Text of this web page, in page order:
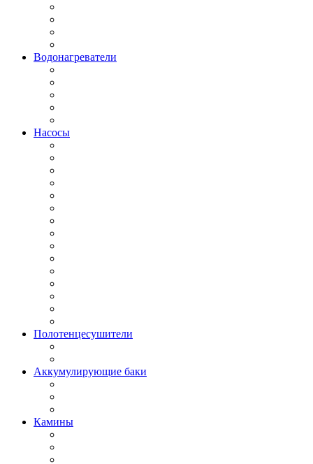
Водонагреватели
Насосы
Полотенцесушители
Аккумулирующие баки
Камины